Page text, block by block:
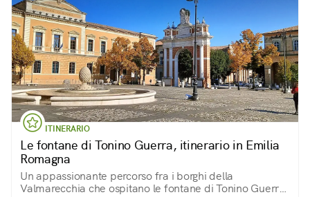
ITINERARIO
Le fontane di Tonino Guerra, itinerario in Emilia
Romagna
Un appassionante percorso fra i borghi della
Valmarecchia che ospitano le fontane di Tonino Guerra,